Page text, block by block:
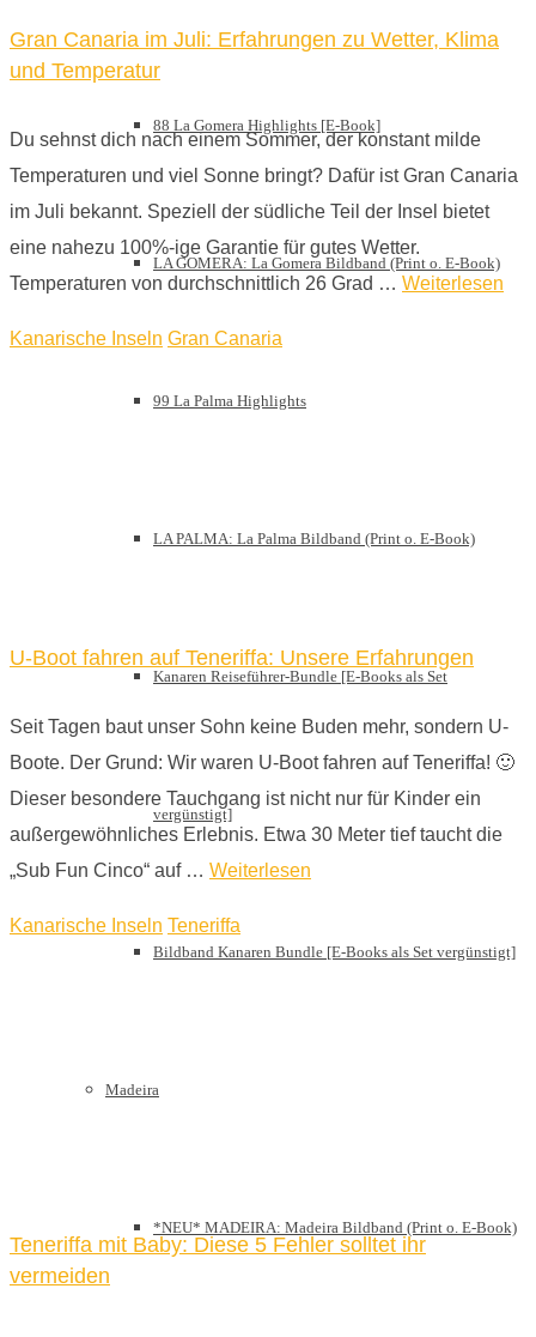
88 La Gomera Highlights [E-Book]
LA GOMERA: La Gomera Bildband (Print o. E-Book)
99 La Palma Highlights
LA PALMA: La Palma Bildband (Print o. E-Book)
Kanaren Reiseführer-Bundle [E-Books als Set
vergünstigt]
Bildband Kanaren Bundle [E-Books als Set vergünstigt]
Madeira
*NEU* MADEIRA: Madeira Bildband (Print o. E-Book)
Gran Canaria im Juli: Erfahrungen zu Wetter, Klima
und Temperatur
Du sehnst dich nach einem Sommer, der konstant milde
Temperaturen und viel Sonne bringt? Dafür ist Gran Canaria
im Juli bekannt. Speziell der südliche Teil der Insel bietet
eine nahezu 100%-ige Garantie für gutes Wetter.
Temperaturen von durchschnittlich 26 Grad … Weiterlesen
Kanarische Inseln Gran Canaria
U-Boot fahren auf Teneriffa: Unsere Erfahrungen
Seit Tagen baut unser Sohn keine Buden mehr, sondern U-
Boote. Der Grund: Wir waren U-Boot fahren auf Teneriffa! 🙂
Dieser besondere Tauchgang ist nicht nur für Kinder ein
außergewöhnliches Erlebnis. Etwa 30 Meter tief taucht die
„Sub Fun Cinco“ auf … Weiterlesen
Kanarische Inseln Teneriffa
Teneriffa mit Baby: Diese 5 Fehler solltet ihr
vermeiden